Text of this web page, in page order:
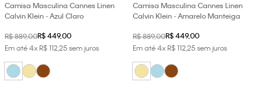
Camisa Masculina Cannes Linen
Calvin Klein - Azul Claro
R$889,00R$449,00
Em até4xR$11225sem juros
Camisa Masculina Cannes Linen
Calvin Klein - Amarelo Manteiga
R$889,00R$449,00
Em até4xR$11225sem juros